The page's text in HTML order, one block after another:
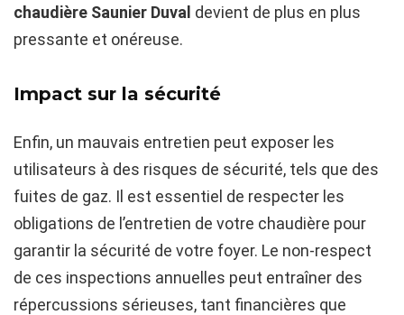
chaudière Saunier Duval devient de plus en plus
pressante et onéreuse.
Impact sur la sécurité
Enfin, un mauvais entretien peut exposer les
utilisateurs à des risques de sécurité, tels que des
fuites de gaz. Il est essentiel de respecter les
obligations de l’entretien de votre chaudière pour
garantir la sécurité de votre foyer. Le non-respect
de ces inspections annuelles peut entraîner des
répercussions sérieuses, tant financières que